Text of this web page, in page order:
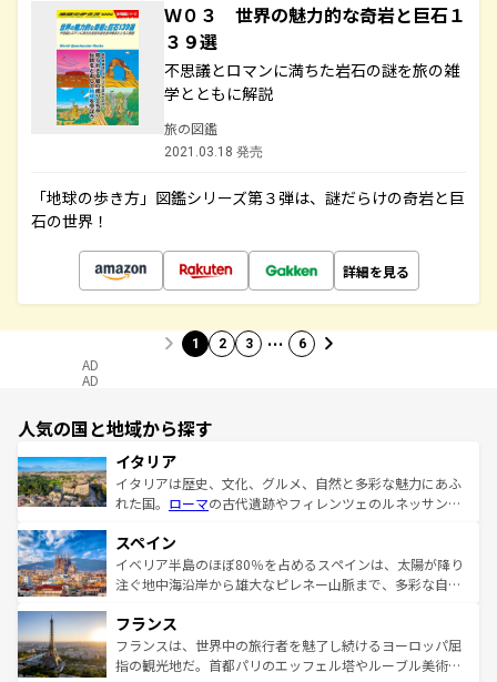
Ｗ０３ 世界の魅力的な奇岩と巨石１
３９選
不思議とロマンに満ちた岩石の謎を旅の雑
学とともに解説
旅の図鑑
2021.03.18 発売
「地球の歩き方」図鑑シリーズ第３弾は、謎だらけの奇岩と巨
石の世界！
詳細を見る
1 2 3 … 6
AD
AD
人気の国と地域から探す
イタリア
イタリアは歴史、文化、グルメ、自然と多彩な魅力にあふ
れた国。 ローマの古代遺跡やフィレンツェのルネッサンス
ろん、トスカーナの美しい田園風景やアマルフィ海岸の絶
景など、自然景観も見逃せない。観光の合間には、本場の
ピザやパスタなど、絶品のイタリア料理を堪能することも
ませてくれるイタリアで、忘れられない旅をしてみよう！
なお、新着のイタリア情報はコンテンツ一覧 を参照してほ
しい。
スペイン
イベリア半島のほぼ80％を占めるスペインは、太陽が降り
注ぐ地中海沿岸から雄大なピレネー山脈まで、多彩な自然
文化が根付くこの国では、情熱的なフラメンコ、熱気あふ
れる闘牛、そして美味しいタパスが生活の一部となってい
る。首都マドリードの洗練された雰囲気や、バルセロナの
フランス
フランスは、世界中の旅行者を魅了し続けるヨーロッパ屈
指の観光地だ。首都パリのエッフェル塔やルーブル美術館